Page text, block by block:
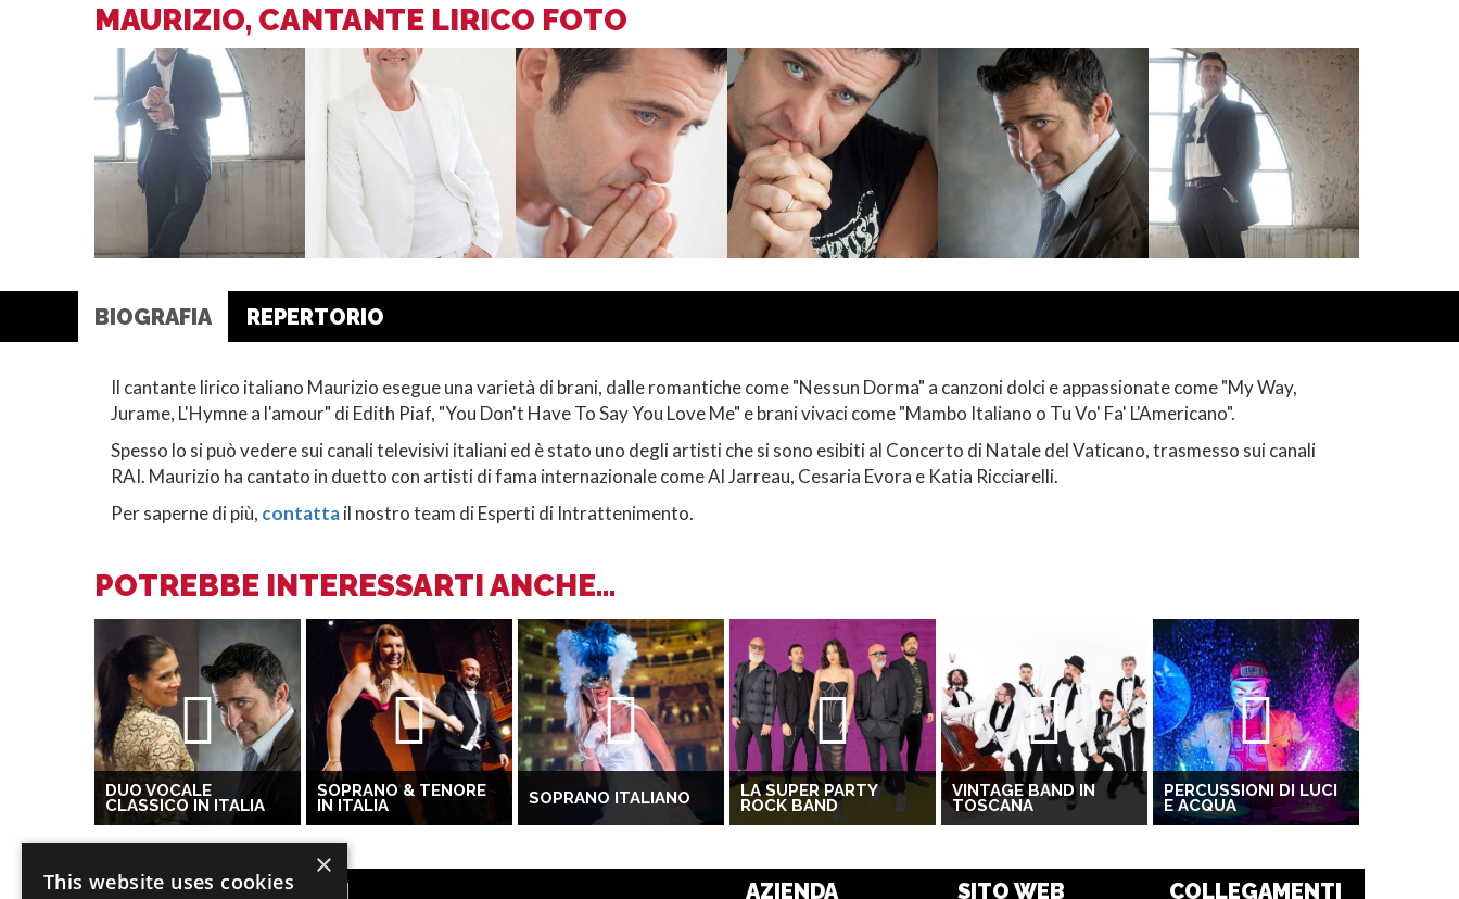
MAURIZIO, CANTANTE LIRICO FOTO
BIOGRAFIA REPERTORIO
Il cantante lirico italiano Maurizio esegue una varietà di brani, dalle romantiche come "Nessun Dorma" a canzoni dolci e appassionate come "My Way,
Jurame, L'Hymne a l'amour" di Edith Piaf, "You Don't Have To Say You Love Me" e brani vivaci come "Mambo Italiano o Tu Vo' Fa' L'Americano".
Spesso lo si può vedere sui canali televisivi italiani ed è stato uno degli artisti che si sono esibiti al Concerto di Natale del Vaticano, trasmesso sui canali
RAI. Maurizio ha cantato in duetto con artisti di fama internazionale come Al Jarreau, Cesaria Evora e Katia Ricciarelli.
Per saperne di più, contattail nostro team di Esperti di Intrattenimento.
POTREBBE INTERESSARTI ANCHE...
DUO VOCALE
CLASSICO IN ITALIA
SOPRANO & TENORE
IN ITALIA SOPRANO ITALIANO LA SUPER PARTY
ROCK BAND
VINTAGE BAND IN
TOSCANA
PERCUSSIONI DI LUCI
E ACQUA
CATEGORIE POPOLARI AZIENDA SITO WEB COLLEGAMENTI
×
This website uses cookies